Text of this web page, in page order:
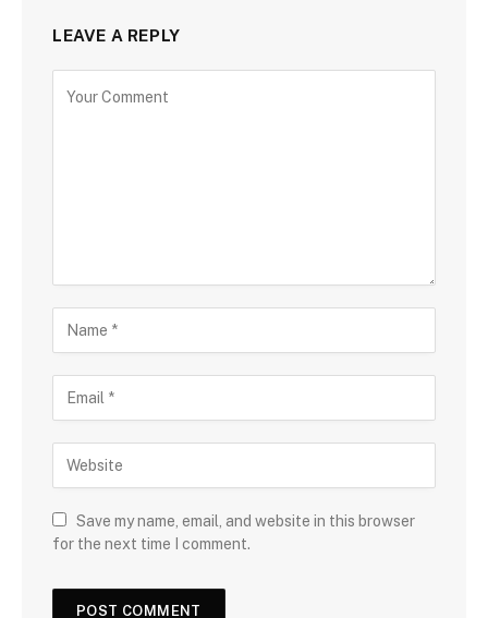
LEAVE A REPLY
Save my name, email, and website in this browser
for the next time I comment.